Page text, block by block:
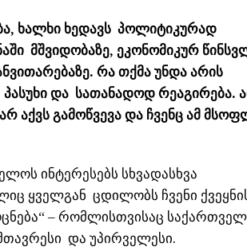
ხალხი ხედავს პოლიტიკურად
მშვიდობაზე, ეკონომიკურ
რა თქმა უნდა არის
პასუხი და სათანადოდ რეაგირება.
აქვს გამოწვევა და ჩვენც ამ
ინტერესებს სხვადასხვა
ყველგან ცდილობს ჩვენი
– რომლისთვისაც
და უპირველესი.